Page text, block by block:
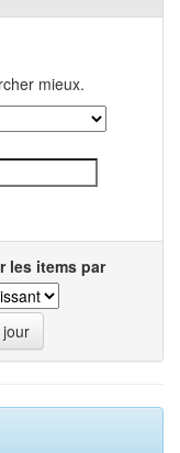
mieux.
les items par